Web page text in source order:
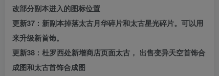
改部分副本进入的图标位置
更新37：新副本掉落太古月华碎片和太古星光碎片。可以用
来升级新首饰。
更新38：杜罗西处新增商店页面太古， 出售变异天空首饰合
成图和太古首饰合成图